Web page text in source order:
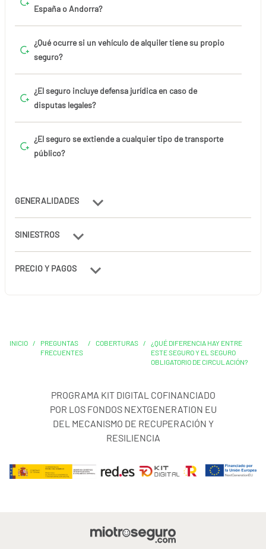
España o Andorra?
¿Qué ocurre si un vehículo de alquiler tiene su propio
seguro?
¿El seguro incluye defensa jurídica en caso de
disputas legales?
¿El seguro se extiende a cualquier tipo de transporte
público?
GENERALIDADES
SINIESTROS
PRECIO Y PAGOS
INICIO /
PREGUNTAS
FRECUENTES
/ COBERTURAS /
¿QUÉ DIFERENCIA HAY ENTRE
ESTE SEGURO Y EL SEGURO
OBLIGATORIO DE CIRCULACIÓN?
PROGRAMA KIT DIGITAL COFINANCIADO
POR LOS FONDOS NEXTGENERATION EU
DEL MECANISMO DE RECUPERACIÓN Y
RESILIENCIA